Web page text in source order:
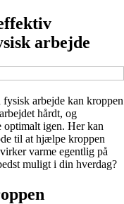
arbejde
arbejde kan kroppen
hårdt, og
optimalt igen. Her kan
til at hjælpe kroppen
varme egentlig på
muligt i din hverdag?